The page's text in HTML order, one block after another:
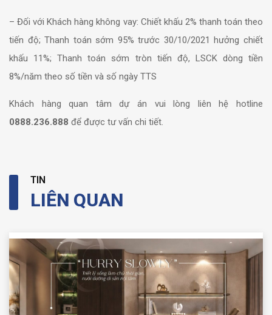
– Đối với Khách hàng không vay: Chiết khấu 2% thanh toán theo
tiến độ;Thanh toán sớm 95% trước 30/10/2021 hưởng chiết
khấu 11%;Thanh toán sớm tròn tiến độ, LSCK dòng tiền
8%/năm theo số tiền và số ngày TTS
Khách hàng quan tâm dự án vui lòng liên hệ hotline
0888.236.888 để được tư vấn chi tiết.
TIN
LIÊN QUAN